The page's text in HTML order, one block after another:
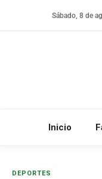
Sábado, 8 de
Inicio